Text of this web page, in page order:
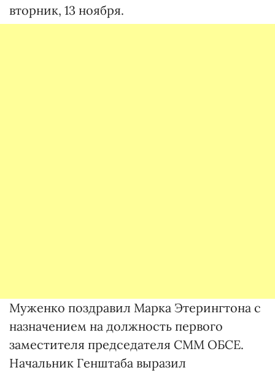
вторник, 13 ноября.
Муженко поздравил Марка Этерингтона с
назначением на должность первого
заместителя председателя СММ ОБСЕ.
Начальник Генштаба выразил